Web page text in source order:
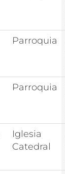
Parroquia
Parroquia
Iglesia
Catedral